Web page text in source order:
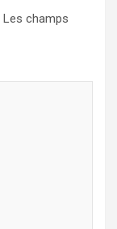
Les champs